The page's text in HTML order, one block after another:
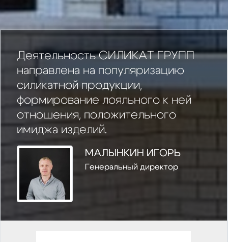
Деятельность СИЛИКАТ ГРУПП
направлена на популяризацию
силикатной продукции,
формирование лояльного к ней
отношения, положительного
имиджа изделий.
МАЛЫНКИН ИГОРЬ
Генеральный директор